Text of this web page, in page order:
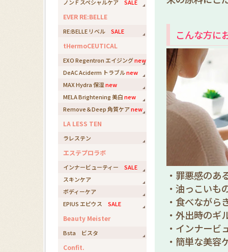
ノンＦスペシャルケア SALE
EVER RE:BELLE
RE:BELLE リベル SALE
tHermoCEUTICAL
EXO Regentron エイジングnew
DeAC Aciderm トラブルnew
MAX Hydra 保湿new
MELA Brightening 美白new
Remove＆Deep 角質ケアnew
LA LESS TEN
ラレステン
エステプロラボ
インナービューティー SALE
スキンケア
ボディーケア
EPIUS エピウス SALE
Beauty Meister
Bsta ビスタ
Confit.
こんな方に
・罪悪感のあ
・油っこいも
・食べながら
・外出時のギ
・インナービ
・簡単な美容